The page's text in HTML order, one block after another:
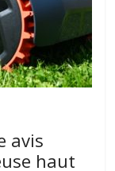
avis
haut